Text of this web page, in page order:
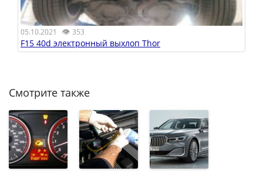
05.10.2021 👁 353
F15 40d электронный выхлоп Thor
Смотрите также